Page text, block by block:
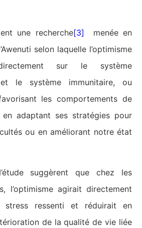
une recherche[3]
menée en
selon laquelle l’optimisme
sur le système
et le système immunitaire, ou
les comportements de
adaptant ses stratégies pour
ou en améliorant notre état
suggèrent que chez les
l’optimisme agirait directement
ressenti et réduirait en
de la qualité de vie liée